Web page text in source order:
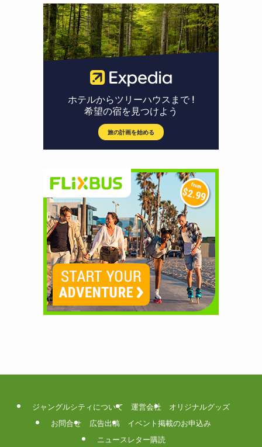
ジャングルシティについて 運営会社
オリジナルグッズ
お問合せ
広告出稿
イベント掲載のお申込み
ニュースレター購読